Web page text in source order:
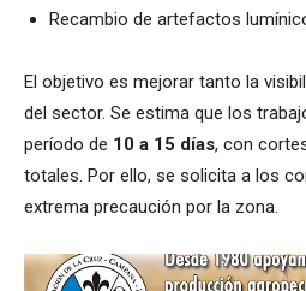
Recambio de artefactos
El objetivo es mejorar tanto la
del sector. Se estima que los
período de 10 a 15 días, con
totales. Por ello, se solicita a los
extrema precaución por la zona.